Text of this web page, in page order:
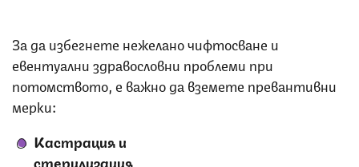
За да избегнете нежелано чифтосване и
евентуални здравословни проблеми при
потомството, е важно да вземете превантивни
мерки:
Кастрация и
стерилизация